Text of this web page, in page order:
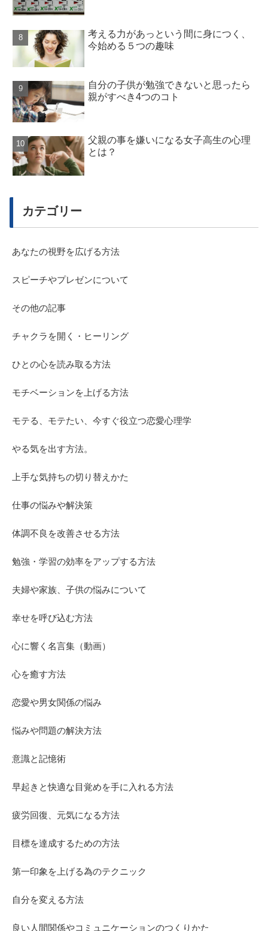
考える力があっという間に身につく、
今始める５つの趣味
自分の子供が勉強できないと思ったら
親がすべき4つのコト
父親の事を嫌いになる女子高生の心理
とは？
カテゴリー
あなたの視野を広げる方法
スピーチやプレゼンについて
その他の記事
チャクラを開く・ヒーリング
ひとの心を読み取る方法
モチベーションを上げる方法
モテる、モテたい、今すぐ役立つ恋愛心理学
やる気を出す方法。
上手な気持ちの切り替えかた
仕事の悩みや解決策
体調不良を改善させる方法
勉強・学習の効率をアップする方法
夫婦や家族、子供の悩みについて
幸せを呼び込む方法
心に響く名言集（動画）
心を癒す方法
恋愛や男女関係の悩み
悩みや問題の解決方法
意識と記憶術
早起きと快適な目覚めを手に入れる方法
疲労回復、元気になる方法
目標を達成するための方法
第一印象を上げる為のテクニック
自分を変える方法
良い人間関係やコミュニケーションのつくりかた